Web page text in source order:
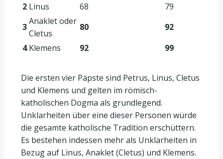
2 Linus 68
79
3
Anaklet oder
Cletus
80
92
4 Klemens 92 99
Die ersten vier Päpste sind Petrus, Linus, Cletus
und Klemens und gelten im römisch-
katholischen Dogma als grundlegend.
Unklarheiten über eine dieser Personen würde
die gesamte katholische Tradition erschüttern.
Es bestehen indessen mehr als Unklarheiten in
Bezug auf Linus, Anaklet (Cletus) und Klemens.